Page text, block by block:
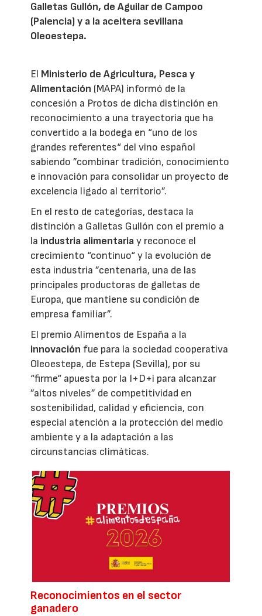
Galletas Gullón, de Aguilar de Campoo
(Palencia) y a la aceitera sevillana
Oleoestepa.
El Ministerio de Agricultura, Pesca y
Alimentación (MAPA) informó de la
concesión a Protos de dicha distinción en
reconocimiento a una trayectoria que ha
convertido a la bodega en “uno de los
grandes referentes“ del vino español
sabiendo ”combinar tradición, conocimiento
e innovación para consolidar un proyecto de
excelencia ligado al territorio”.
En el resto de categorías, destaca la
distinción a Galletas Gullón con el premio a
la industria alimentariay reconoce el
crecimiento “continuo“ y la evolución de
esta industria ”centenaria, una de las
principales productoras de galletas de
Europa, que mantiene su condición de
empresa familiar”.
El premio Alimentos de España a la
innovación fue para la sociedad cooperativa
Oleoestepa, de Estepa (Sevilla), por su
“firme“ apuesta por la I+D+i para alcanzar
”altos niveles” de competitividad en
sostenibilidad, calidad y eficiencia, con
especial atención a la protección del medio
ambiente y a la adaptación a las
circunstancias climáticas.
Reconocimientos en el sector
ganadero